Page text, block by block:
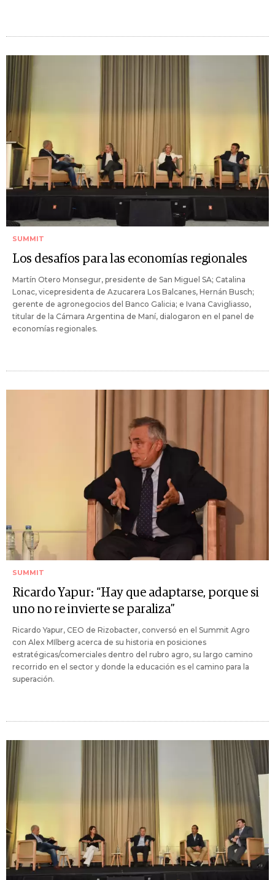
SUMMIT
Los desafíos para las economías regionales
Martín Otero Monsegur, presidente de San Miguel SA; Catalina
Lonac, vicepresidenta de Azucarera Los Balcanes, Hernán Busch;
gerente de agronegocios del Banco Galicia; e Ivana Cavigliasso,
titular de la Cámara Argentina de Maní, dialogaron en el panel de
economías regionales.
SUMMIT
Ricardo Yapur: “Hay que adaptarse, porque si
uno no re invierte se paraliza”
Ricardo Yapur, CEO de Rizobacter, conversó en el Summit Agro
con Alex MIlberg acerca de su historia en posiciones
estratégicas/comerciales dentro del rubro agro, su largo camino
recorrido en el sector y donde la educación es el camino para la
superación.